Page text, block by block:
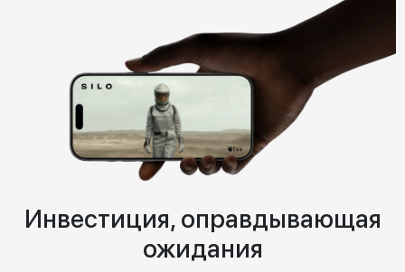
Инвестиция, оправдывающая
ожидания